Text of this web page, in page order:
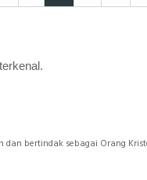
bertindak sebagai Orang